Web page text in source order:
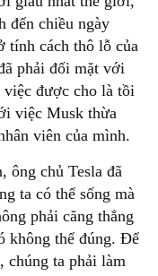
đến chiều ngày
tính cách thô lỗ của
phải đối mặt với
được cho là tồi
việc Musk thừa
viên của mình.
ông chủ Tesla đã
ta có thể sống mà
phải căng thẳng
không thể đúng. Để
chúng ta phải làm